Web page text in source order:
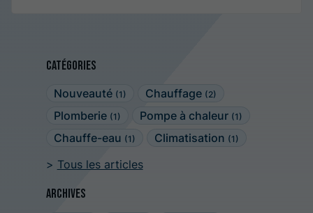
Catégories
Nouveauté (1) Chauffage (2)
Plomberie (1) Pompe à chaleur (1)
Chauffe-eau (1) Climatisation (1)
Tous les articles
Archives